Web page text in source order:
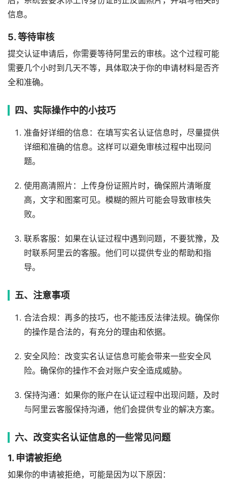
信息。
5. 等待审核
提交认证申请后，你需要等待阿里云的审核。这个过程可能
需要几个小时到几天不等，具体取决于你的申请材料是否齐
全和准确。
四、实际操作中的小技巧
准备好详细的信息：在填写实名认证信息时，尽量提供
详细和准确的信息。这样可以避免审核过程中出现问
题。
使用高清照片：上传身份证照片时，确保照片清晰度
高，文字和图案可见。模糊的照片可能会导致审核失
败。
联系客服：如果在认证过程中遇到问题，不要犹豫，及
时联系阿里云的客服。他们可以提供专业的帮助和指
导。
五、注意事项
合法合规：再多的技巧，也不能违反法律法规。确保你
的操作是合法的，有充分的理由和依据。
安全风险：改变实名认证信息可能会带来一些安全风
险。确保你的操作不会对账户安全造成威胁。
保持沟通：如果你的账户在认证过程中出现问题，及时
与阿里云客服保持沟通，他们会提供专业的解决方案。
六、改变实名认证信息的一些常见问题
1. 申请被拒绝
如果你的申请被拒绝，可能是因为以下原因：